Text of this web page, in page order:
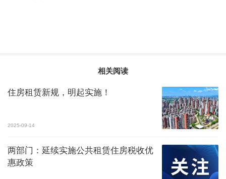
相关阅读
住房租赁新规，明起实施！
2025-09-14
两部门：延续实施公共租赁住房税收优
惠政策